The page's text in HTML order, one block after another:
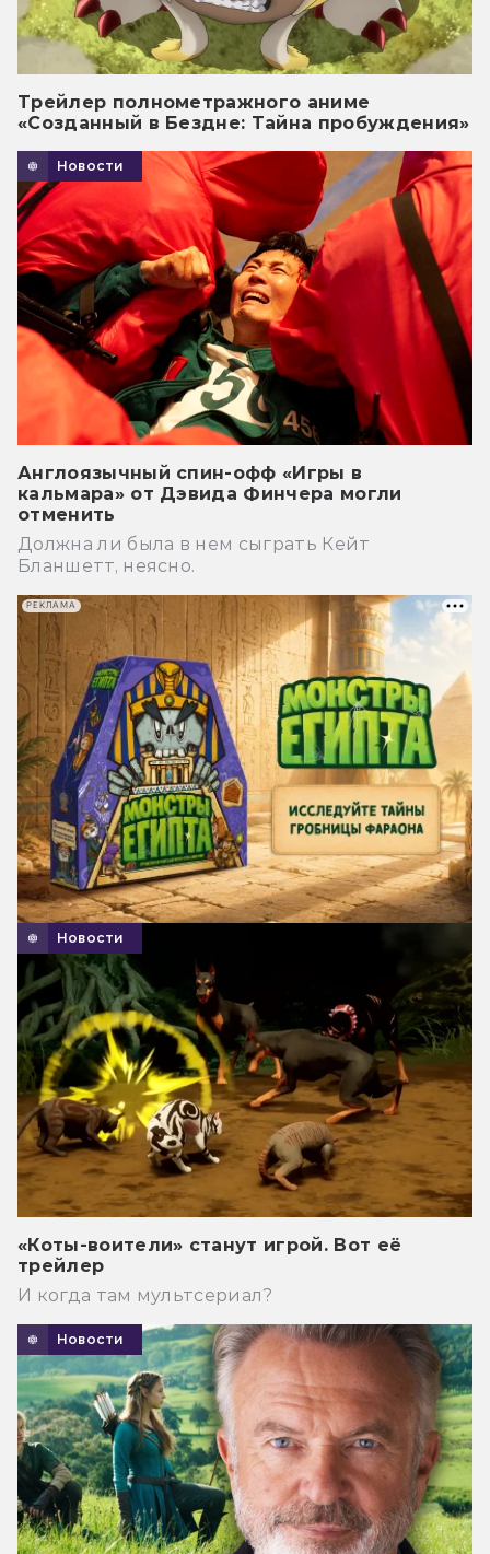
Трейлер полнометражного аниме
«Созданный в Бездне: Тайна пробуждения»
Новости
Англоязычный спин-офф «Игры в
кальмара» от Дэвида Финчера могли
отменить
Должна ли была в нем сыграть Кейт
Бланшетт, неясно.
Новости
«Коты-воители» станут игрой. Вот её
трейлер
И когда там мультсериал?
Новости
РЕКЛАМА